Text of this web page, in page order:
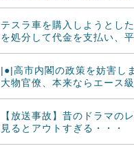
テスラ車を購入しようとし
を処分して代金を支払い、
|●|高市内閣の政策を妨害し
大物官僚、本来ならエース
【放送事故】昔のドラマの
見るとアウトすぎる・・・